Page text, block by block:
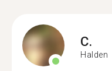
C.
Halden